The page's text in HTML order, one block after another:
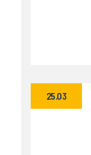
25.03